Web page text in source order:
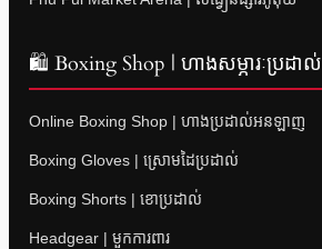
🛍 Boxing Shop | ហាងសម្ភារៈប្រដាល់
Online Boxing Shop | ហាងប្រដាល់អនឡាញ
Boxing Gloves | ស្រោមដៃប្រដាល់
Boxing Shorts | ខោប្រដាល់
Headgear | មួកការពារ